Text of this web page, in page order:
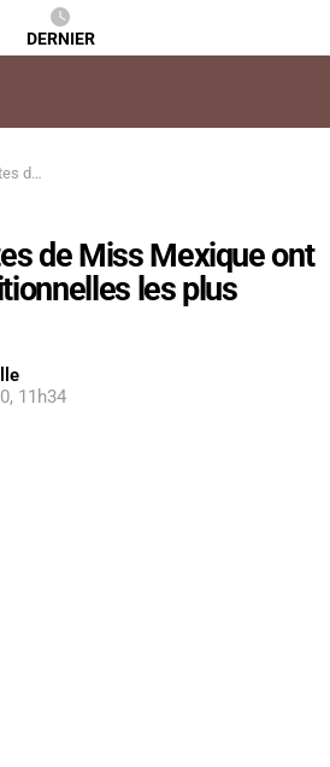
DERNIER
spectaculaires
de Miss Mexique ont
les plus
11h34